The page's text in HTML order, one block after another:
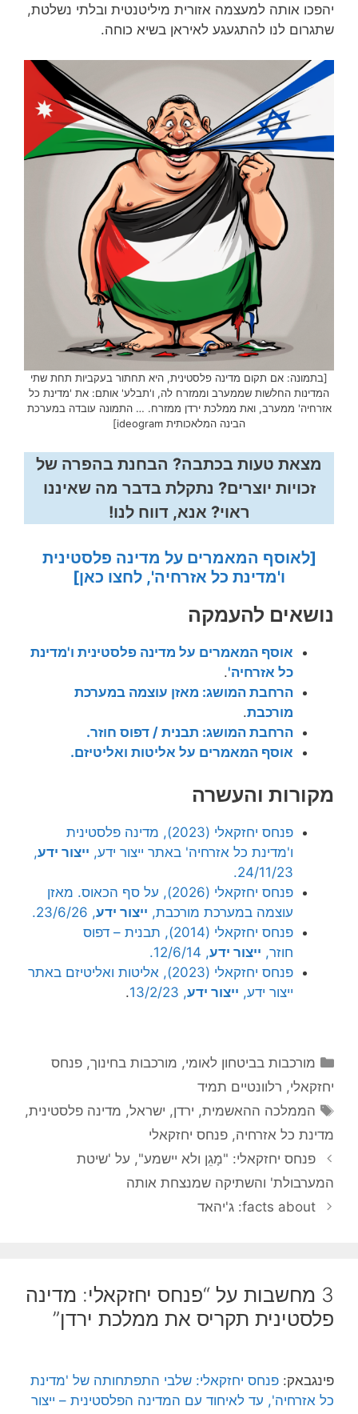
יהפכו אותה למעצמה אזורית מיליטנטית ובלתי נשלטת,
שתגרום לנו להתגעגע לאיראן בשיא כוחה.
[בתמונה: אם תקום מדינה פלסטינית, היא תחתור בעקביות תחת שתי
המדינות החלשות שממערב וממזרח לה, ו'תבלע' אותם: את 'מדינת כל
אזרחיה' ממערב, ואת ממלכת ירדן ממזרח. … התמונה עובדה במערכת
הבינה המלאכותית ideogram]
מצאת טעות בכתבה? הבחנת בהפרה של
זכויות יוצרים? נתקלת בדבר מה שאיננו
ראוי? אנא, דווח לנו!
[לאוסף המאמרים על מדינה פלסטינית
ו'מדינת כל אזרחיה', לחצו כאן]
נושאים להעמקה
אוסף המאמרים על מדינה פלסטינית ו'מדינת
כל אזרחיה'.
הרחבת המושג: מאזן עוצמה במערכת
מורכבת.
הרחבת המושג: תבנית / דפוס חוזר.
אוסף המאמרים על אליטות ואליטיזם.
מקורות והעשרה
פנחס יחזקאלי (2023), מדינה פלסטינית
ו'מדינת כל אזרחיה' באתר ייצור ידע, ייצור ידע,
24/11/23.
פנחס יחזקאלי (2026), על סף הכאוס. מאזן
עוצמה במערכת מורכבת, ייצור ידע, 23/6/26.
פנחס יחזקאלי (2014), תבנית – דפוס
חוזר, ייצור ידע, 12/6/14.
פנחס יחזקאלי (2023), אליטות ואליטיזם באתר
ייצור ידע, ייצור ידע, 13/2/23
.
קטגוריות
מורכבות בביטחון לאומי, מורכבות בחינוך,פנחס
יחזקאלי, רלוונטיים תמיד
תגיות
הממלכה ההאשמית, ירדן, ישראל, מדינה פלסטינית,
מדינת כל אזרחיה, פנחס יחזקאלי
פנחס יחזקאלי: "מָגֵן ולא יישמע", על 'שיטת
המערבולת' והשתיקה שמנצחת אותה
facts about: ג'יהאד
3 מחשבות על “פנחס יחזקאלי: מדינה
פלסטינית תקריס את ממלכת ירדן”
פינגבאק: פנחס יחזקאלי: שלבי התפתחותה של 'מדינת
כל אזרחיה', עד לאיחוד עם המדינה הפלסטינית – ייצור